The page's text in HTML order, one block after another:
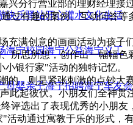
快乐驿站开心灌水文化生活
海宁校园海宁公益海宁义工
母婴亲子海宁招聘海宁车友会
兴分行营业部的理财经理接
过有趣的案例、互动问答
充满创意的画画活动为孩子
所思所想，创作出一幅幅
银行家"活动的独特记忆。
，则是紧张刺激的点钞大
此起彼伏。小朋友们全神
评选出了表现优秀的小朋友
活动通过寓教于乐的形式，